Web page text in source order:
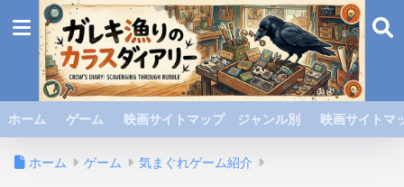
ホーム ゲーム 映画サイトマップ ジャンル別 映画サイト
ホーム ゲーム 気まぐれゲーム紹介